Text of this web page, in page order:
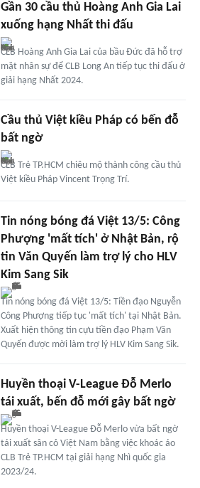
Gần 30 cầu thủ Hoàng Anh Gia Lai
xuống hạng Nhất thi đấu
CLB Hoàng Anh Gia Lai của bầu Đức đã hỗ trợ
mặt nhân sự để CLB Long An tiếp tục thi đấu ở
giải hạng Nhất 2024.
Cầu thủ Việt kiều Pháp có bến đỗ
bất ngờ
CLB Trẻ TP.HCM chiêu mộ thành công cầu thủ
Việt kiều Pháp Vincent Trọng Trí.
Tin nóng bóng đá Việt 13/5: Công
Phượng 'mất tích' ở Nhật Bản, rộ
tin Văn Quyến làm trợ lý cho HLV
Kim Sang Sik
Tin nóng bóng đá Việt 13/5: Tiền đạo Nguyễn
Công Phượng tiếp tục 'mất tích' tại Nhật Bản.
Xuất hiện thông tin cựu tiền đạo Phạm Văn
Quyến được mời làm trợ lý HLV Kim Sang Sik.
Huyền thoại V-League Đỗ Merlo
tái xuất, bến đỗ mới gây bất ngờ
Huyền thoại V-League Đỗ Merlo vừa bất ngờ
tái xuất sân cỏ Việt Nam bằng việc khoác áo
CLB Trẻ TP.HCM tại giải hạng Nhì quốc gia
2023/24.